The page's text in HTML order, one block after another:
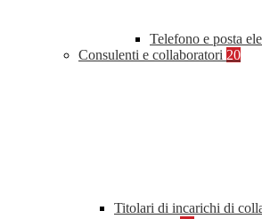
Telefono e posta
Consulenti e collaboratori 20
Titolari di incarichi di